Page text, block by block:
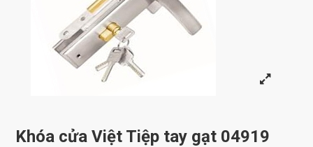
Khóa cửa Việt Tiệp tay gạt 04919